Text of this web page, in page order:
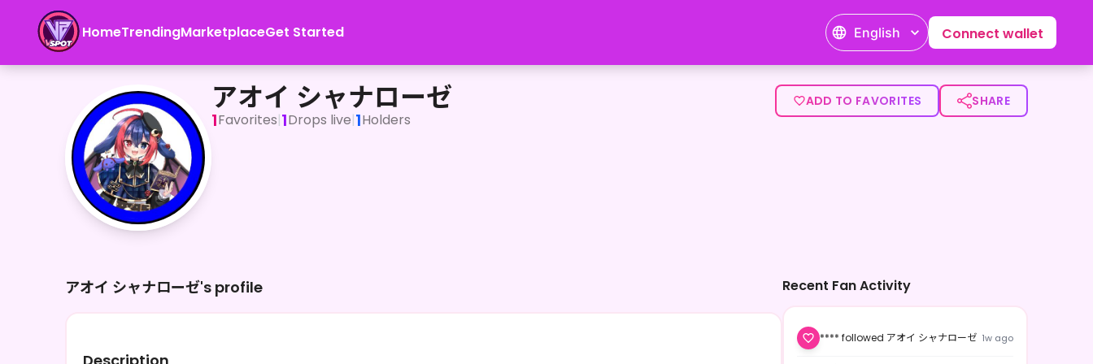
HomeTrendingMarketplaceGet Started English Connect wallet
アオイ シャナローゼ
アオイ シャナローゼ
1Favorites|1Drops live|1Holders
ADD TO FAVORITES SHARE
アオイ シャナローゼ's profile Recent Fan Activity
**** followed アオイ シャナローゼ 1w ago